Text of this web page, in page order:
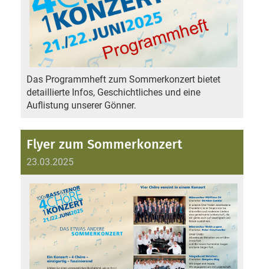
Das Programmheft zum Sommerkonzert bietet
detaillierte Infos, Geschichtliches und eine
Auflistung unserer Gönner.
Flyer zum Sommerkonzert
23.03.2025